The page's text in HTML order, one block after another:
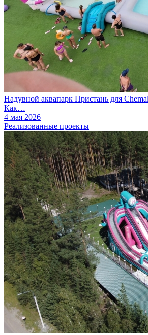
Надувной аквапарк Пристань для
Как…
4 мая 2026
Реализованные проекты